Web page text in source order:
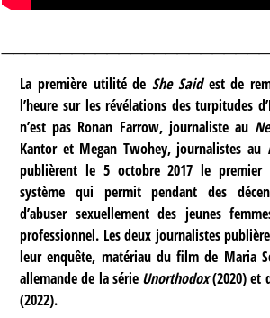
La première utilité deShe Saidest de
l’heure sur les révélations des turpitudes
n’est pas Ronan Farrow, journaliste au
Kantor et Megan Twohey, journalistes au
publièrent le 5 octobre 2017 le premier
système qui permit pendant des
d’abuser sexuellement des jeunes
professionnel. Les deux journalistes
leur enquête, matériau du film de Maria
allemande de la série Unorthodox(2020) et
(2022).